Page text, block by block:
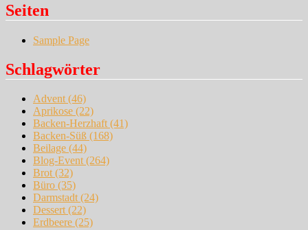
Seiten
Sample Page
Schlagwörter
Advent(46)
Aprikose (22)
Backen-Herzhaft(41)
Backen-Süß (168)
Beilage (44)
Blog-Event(264)
Brot(32)
Büro (35)
Darmstadt(24)
Dessert(22)
Erdbeere (25)